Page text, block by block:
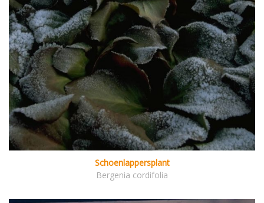
Schoenlappersplant
Bergenia cordifolia